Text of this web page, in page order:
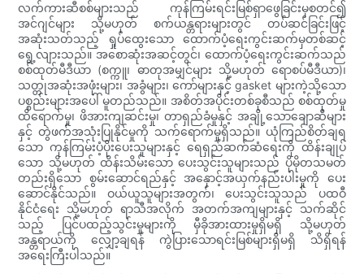
လက်ကားဆီစစ်များသည် ကုန်ကြမ်းရင်းမြစ်ရှာဖွေခြင်းမှစတင်၍
အင်ဂျင်များ သို့မဟုတ် စက်ယန္တရားများတွင် တပ်ဆင်ခြင်းဖြင့်
အဆုံးသတ်သည့် ရှုပ်ထွေးသော ထောက်ပံ့ရေးကွင်းဆက်မှတစ်ဆင့်
ရွေ့လျားသည်။ အစောဆုံးအဆင့်တွင်၊ ထောက်ပံ့ရေးကွင်းဆက်သည်
စစ်ထုတ်မီဒီယာ (စက္ကူ၊ ဓာတုအမျှင်များ သို့မဟုတ် ရောစပ်မီဒီယာ)၊
သတ္တုအဆုံးအဖုံးများ၊ အခွံများ၊ ကော်များနှင့် gasket များကဲ့သို့သော
ပစ္စည်းများအပေါ် မူတည်သည်။ အစိတ်အပိုင်းတစ်ခုစီသည် စစ်ထုတ်မှု
ထိရောက်မှု၊ ဖိအားကျဆင်းမှု၊ တာရှည်ခံမှုနှင့် အချို့သောချောဆီများ
နှင့် တွဲဖက်အသုံးပြုနိုင်မှုကို သက်ရောက်မှုရှိသည်။ ယုံကြည်စိတ်ချရ
သော ကုန်ကြမ်းပံ့ပိုးပေးသူများနှင့် ရေရှည်ဆက်ဆံရေးကို ထိန်းချုပ်
သော သို့မဟုတ် ထိန်းသိမ်းသော ပေးသွင်းသူများသည် ပိုမိုတသမတ်
တည်းရှိသော စွမ်းဆောင်ရည်နှင့် အနှောင့်အယှက်နည်းပါးမှုကို ပေး
ဆောင်နိုင်သည်။ ဝယ်ယူသူများအတွက်၊ ပေးသွင်းသူသည် ပထဝီ
နိုင်ငံရေး သို့မဟုတ် ရာသီအလိုက် အတက်အကျများနှင့် သက်ဆိုင်
သည့် ပြင်ပထည့်သွင်းမှုများကို မှီခိုအားထားမှုရှိမရှိ သို့မဟုတ်
အန္တရာယ်ကို လျှော့ချရန် ကွဲပြားသောရင်းမြစ်များရှိမရှိ သိရှိရန်
အရေးကြီးပါသည်။